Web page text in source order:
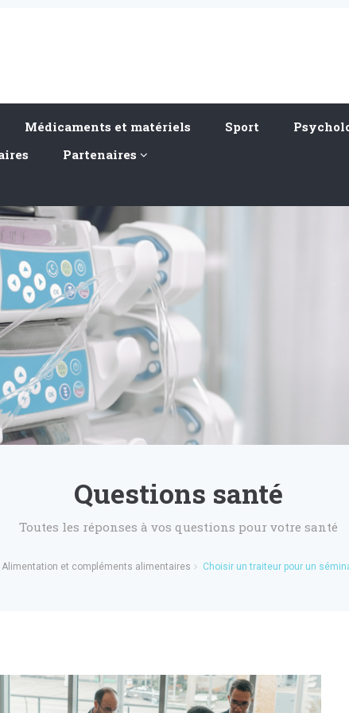
Médicaments et matériels Sport
Partenaires
Questions santé
Toutes les réponses à vos questions pour votre santé
Alimentation et compléments alimentaires Choisir un traiteur pour un